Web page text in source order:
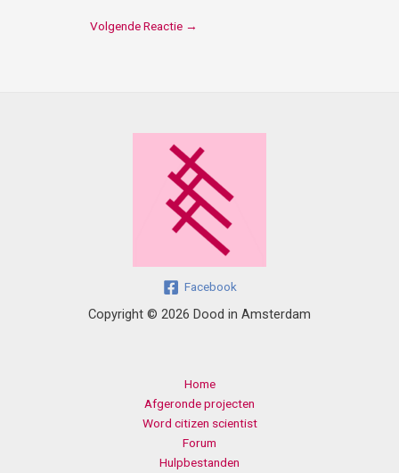
Volgende Reactie →
Facebook
Copyright © 2026 Dood in Amsterdam
Home
Afgeronde projecten
Word citizen scientist
Forum
Hulpbestanden